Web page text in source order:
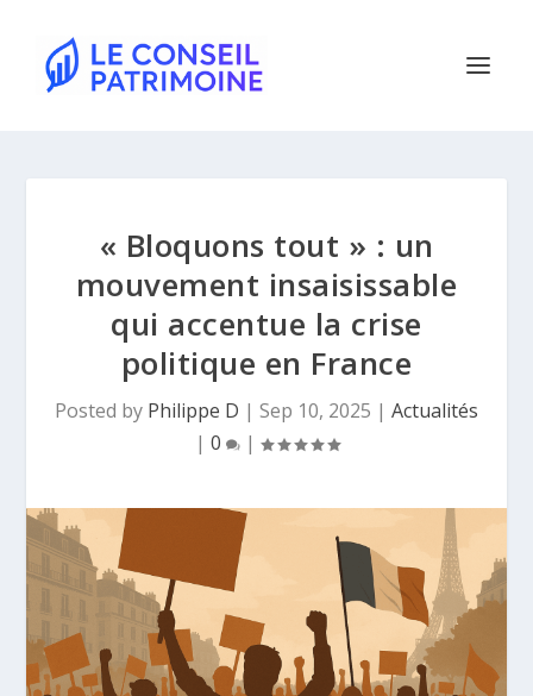
« Bloquons tout » : un
mouvement insaisissable
qui accentue la crise
politique en France
Posted by Philippe D | Sep 10, 2025 | Actualités
| 0 |